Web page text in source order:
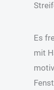
Es
mit